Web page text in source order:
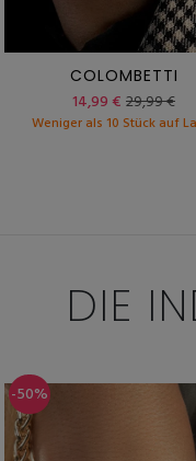
COLOMBETTI
14,99 € 29,99 €
Weniger als 10 Stück auf
DIE
-50%